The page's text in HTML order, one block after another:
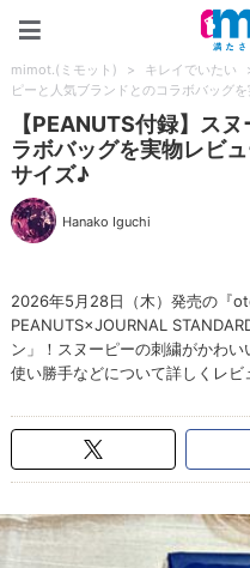
mimot.(ミモット) > キレイでいたい
ピーと人気ブランドとのコラボバッグ
【PEANUTS付録】ス
ラボバッグを実物レビ
サイズ♪
Hanako Iguchi
2026年5月28日（木）発売の『
PEANUTS×JOURNAL
ン」！スヌーピーの刺繍がかわい
使い勝手などについて詳しくレビ